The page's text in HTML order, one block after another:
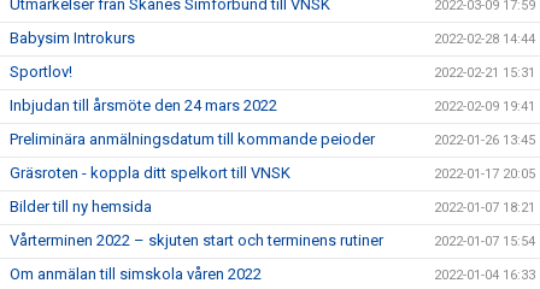
Utmärkelser från Skånes Simförbund till VNSK 2022-03-09 17:59
Babysim Introkurs 2022-02-28 14:44
Sportlov! 2022-02-21 15:31
Inbjudan till årsmöte den 24 mars 2022 2022-02-09 19:41
Preliminära anmälningsdatum till kommande peioder 2022-01-26 13:45
Gräsroten - koppla ditt spelkort till VNSK 2022-01-17 20:05
Bilder till ny hemsida 2022-01-07 18:21
Vårterminen 2022 – skjuten start och terminens rutiner 2022-01-07 15:54
Om anmälan till simskola våren 2022 2022-01-04 16:33